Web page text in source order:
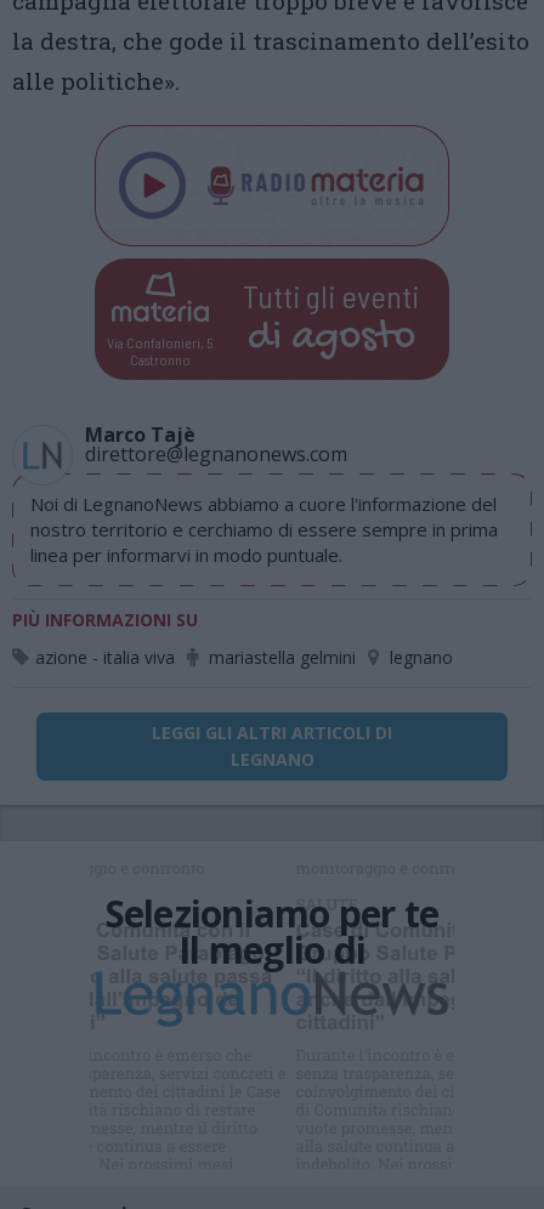
la destra, che gode il trascinamento dell’esito
alle politiche».
Via Confalonieri, 5
Castronno
Tutti gli eventi
di agosto
Marco Tajè
direttore@legnanonews.com
Noi di LegnanoNews abbiamo a cuore l'informazione del
nostro territorio e cerchiamo di essere sempre in prima
linea per informarvi in modo puntuale.
PIÙ INFORMAZIONI SU
azione - italia viva
mariastella gelmini legnano
LEGGI GLI ALTRI ARTICOLI DI
LEGNANO
Selezioniamo per te
Il meglio di